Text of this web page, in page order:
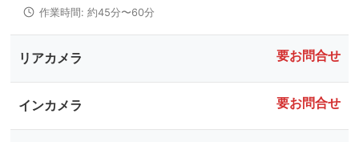
作業時間: 約45分〜60分
リアカメラ 要お問合せ
インカメラ 要お問合せ